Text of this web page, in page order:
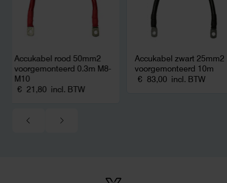
Accukabel rood 50mm2
voorgemonteerd 0.3m M8-
M10
€ 21,80 incl. BTW
Accukabel zwart 25mm2
voorgemonteerd 10m
€ 83,00 incl. BTW